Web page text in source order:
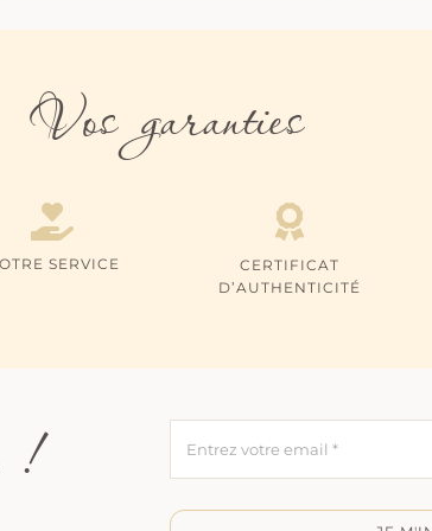
Vos garanties
SERVICE
CERTIFICAT
D’AUTHENTICITÉ
!